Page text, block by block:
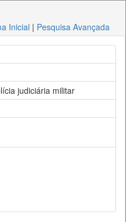
Inicial | Pesquisa Avançada
judiciária militar